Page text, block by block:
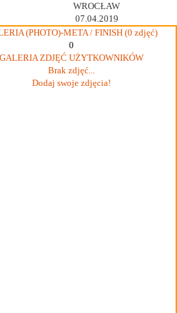
WROCŁAW
07.04.2019
(PHOTO)-META / FINISH (0 zdjęć)
0
GALERIA ZDJĘĆ UŻYTKOWNIKÓW
Brak zdjęć...
Dodaj swoje zdjęcia!